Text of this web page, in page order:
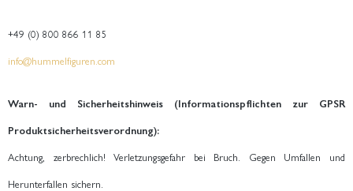
+49 (0) 800 866 11 85
info@hummelfiguren.com
Warn- und Sicherheitshinweis (Informationspflichten zur GPSR
Produktsicherheitsverordnung):
Achtung, zerbrechlich! Verletzungsgefahr bei Bruch. Gegen Umfallen und
Herunterfallen sichern.